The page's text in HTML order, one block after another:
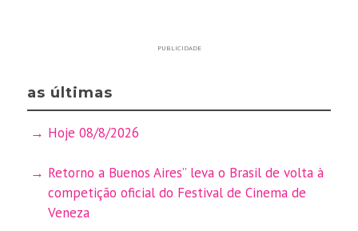
PUBLICIDADE
as últimas
Hoje 08/8/2026
Retorno a Buenos Aires” leva o Brasil de volta à
competição oficial do Festival de Cinema de
Veneza